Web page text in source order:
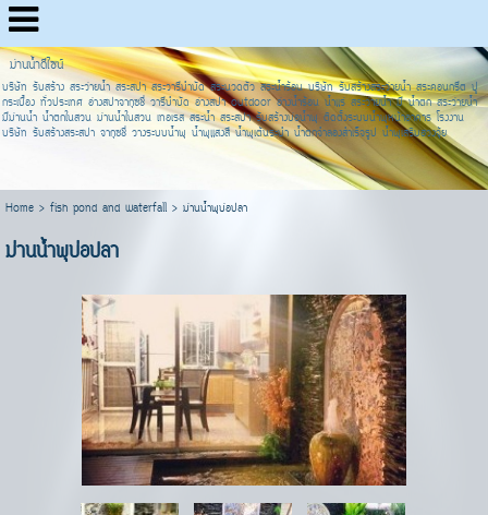
ม่านน้ำดีไซน์
บริษัท รับสร้าง สระว่ายน้ำ สระสปา สระวารีบำบัด สระนวดตัว สระน้ำร้อน บริษัท รับสร้างสระว่ายน้ำ สระคอนกรีต ปู
กระเบื้อง ทั่วประเทศ อ่างสปาจากุซชี่ วารีบำบัด อ่างสปา outdoor อ่างน้ำร้อน น้ำแร่ สระว่ายน้ำ มี น้ำตก สระว่ายน้ำ
มีม่านน้ำ น้ำตกในสวน ม่านน้ำในสวน เทอเรส สระน้ำ สระสปา รับสร้างบ่อน้ำพุ ติดตั้งระบบน้ำพุหน้าอาคาร โรงงาน
บริษัท รับสร้างสระสปา จากุซชี่ วางระบบน้ำพุ น้ำพุแสงสี น้ำพุเต้นระบำ น้ำตกจำลองสำเร็จรูป น้ำพุเสริมฮวงจุ้ย
Home> fish pond and waterfall> ม่านน้ำพุบ่อปลา
ม่านน้ำพุบ่อปลา